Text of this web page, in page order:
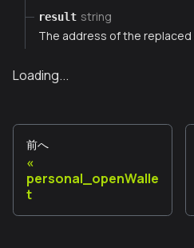
result string
The address of the replaced
Loading...
前へ
personal_openWalle
t